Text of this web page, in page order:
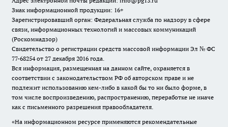
Знак информационной продукции: 16+
Зарегистрировавший орган: Федеральная служба по надзору в сфере
связи, информационных технологий и массовых коммуникаций
(Роскомнадзор)
Свидетельство о регистрации средств массовой информации Эл № ФС
77-68254 от 27 декабря 2016 года.
Вся информация, размещенная на данном сайте, охраняется в
соответствии с законодательством РФ об авторском праве и не
подлежит использованию кем-либо в какой бы то ни было форме, в
том числе воспроизведению, распространению, переработке не иначе
как с письменного разрешения правообладателя.
«На информационном ресурсе применяются рекомендательные